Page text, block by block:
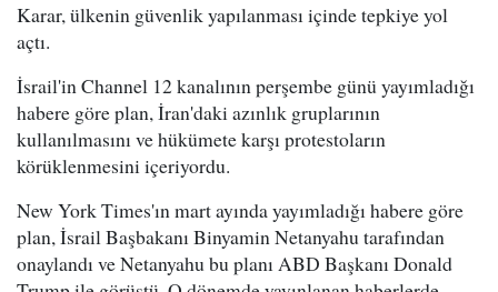
Karar, ülkenin güvenlik yapılanması içinde tepkiye yol
açtı.
İsrail'in Channel 12 kanalının perşembe günü yayımladığı
habere göre plan, İran'daki azınlık gruplarının
kullanılmasını ve hükümete karşı protestoların
körüklenmesini içeriyordu.
New York Times'ın mart ayında yayımladığı habere göre
plan, İsrail Başbakanı Binyamin Netanyahu tarafından
onaylandı ve Netanyahu bu planı ABD Başkanı Donald